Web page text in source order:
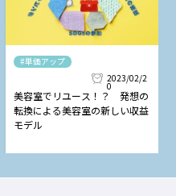
#単価アップ
2023/02/2
0
美容室でリユース！？ 発想の
転換による美容室の新しい収益
モデル